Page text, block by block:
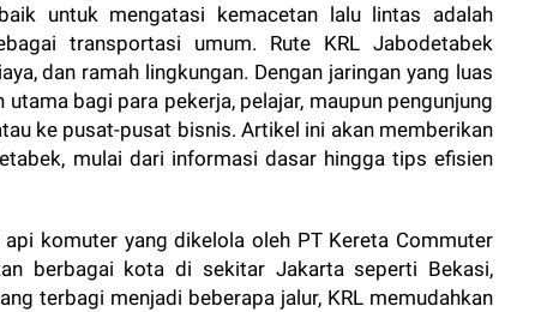
untuk mengatasi kemacetan lalu lintas adalah
transportasi umum. Rute KRL Jabodetabek
dan ramah lingkungan. Dengan jaringan yang luas
bagi para pekerja, pelajar, maupun pengunjung
ke pusat-pusat bisnis. Artikel ini akan memberikan
mulai dari informasi dasar hingga tips efisien
komuter yang dikelola oleh PT Kereta Commuter
berbagai kota di sekitar Jakarta seperti Bekasi,
terbagi menjadi beberapa jalur, KRL memudahkan